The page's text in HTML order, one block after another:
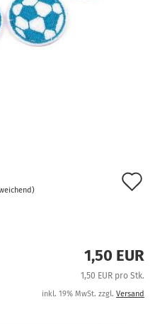
1,50 EUR
1,50 EUR pro Stk.
inkl. 19% MwSt. zzgl. Versand